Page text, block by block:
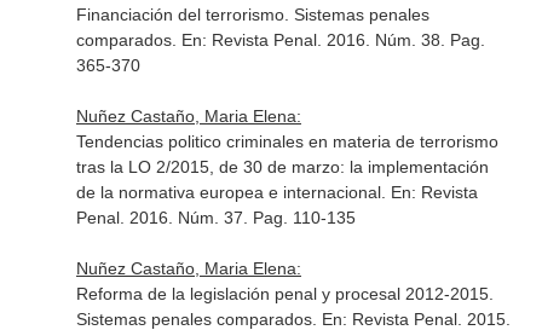
Financiación del terrorismo. Sistemas penales
comparados. En: Revista Penal. 2016. Núm. 38. Pag.
365-370
Nuñez Castaño, Maria Elena:
Tendencias politico criminales en materia de terrorismo
tras la LO 2/2015, de 30 de marzo: la implementación
de la normativa europea e internacional. En: Revista
Penal. 2016. Núm. 37. Pag. 110-135
Nuñez Castaño, Maria Elena:
Reforma de la legislación penal y procesal 2012-2015.
Sistemas penales comparados. En: Revista Penal. 2015.